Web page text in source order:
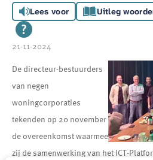
Lees voor Uitleg
21-11-2024
De directeur-bestuurders
van negen
woningcorporaties
tekenden op 20 november
de overeenkomst waarmee
zij de samenwerking van het ICT-